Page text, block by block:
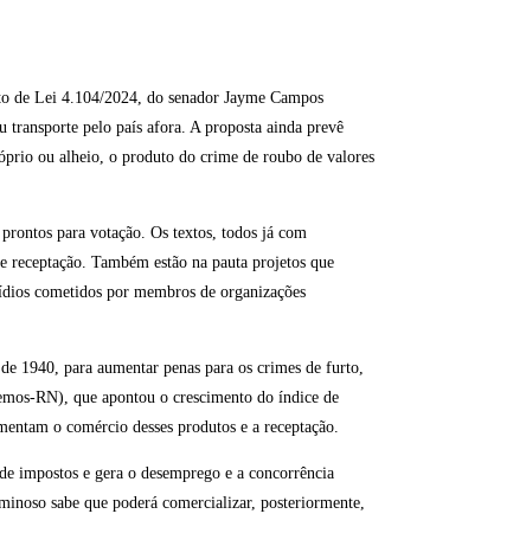
de Lei 4.104/2024, do senador Jayme Campos
pelo país afora. A proposta ainda prevê
ou alheio, o produto do crime de roubo de valores
para votação. Os textos, todos já com
Também estão na pauta projetos que
cometidos por membros de organizações
1940, para aumentar penas para os crimes de furto,
RN), que apontou o crescimento do índice de
o comércio desses produtos e a receptação.
impostos e gera o desemprego e a concorrência
sabe que poderá comercializar, posteriormente,